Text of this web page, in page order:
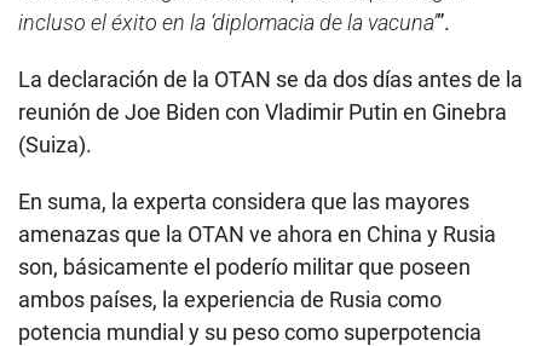
incluso el éxito en la ‘diplomacia de la vacuna’”.
La declaración de la OTAN se da dos días antes de la
reunión de Joe Biden con Vladimir Putin en Ginebra
(Suiza).
En suma, la experta considera que las mayores
amenazas que la OTAN ve ahora en China y Rusia
son, básicamente el poderío militar que poseen
ambos países, la experiencia de Rusia como
potencia mundial y su peso como superpotencia